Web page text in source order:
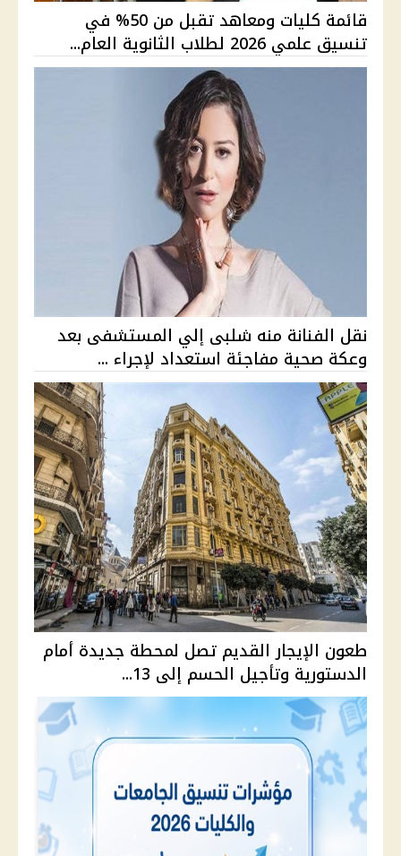
قائمة كليات ومعاهد تقبل من 50% في
تنسيق علمي 2026 لطلاب الثانوية العام...
نقل الفنانة منه شلبى إلي المستشفى بعد
وعكة صحية مفاجئة استعداد لإجراء ...
طعون الإيجار القديم تصل لمحطة جديدة أمام
الدستورية وتأجيل الحسم إلى 13...